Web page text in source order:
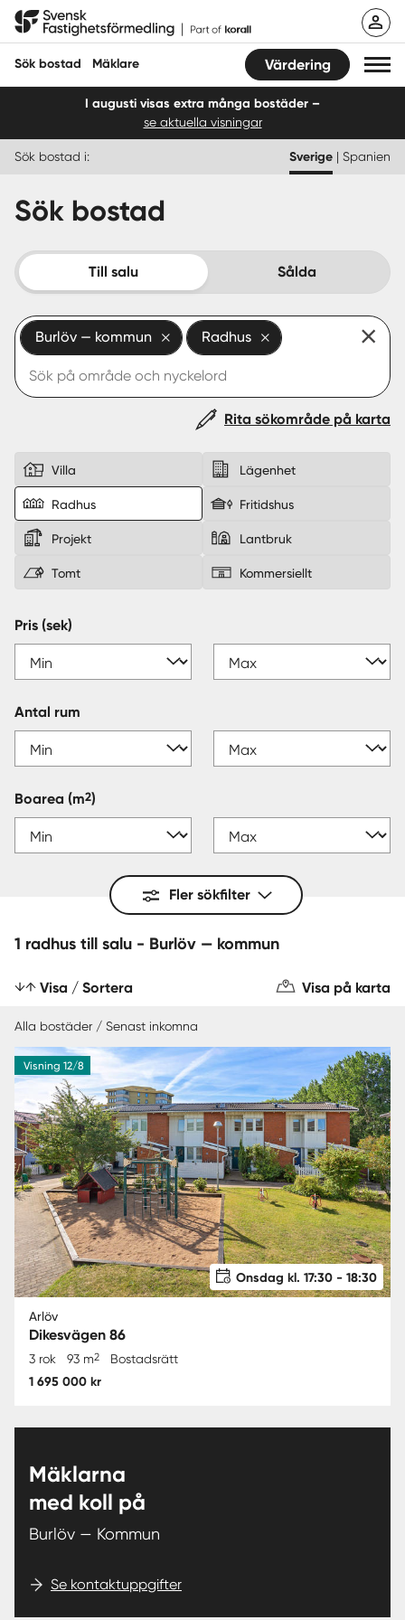
Hoppa
Svensk Fastighetsförmedling
Sök bostad Mäklare Värdering
Sälja
Köpa
Start
Logga in
I augusti visas extra många bostäder –
se aktuella visningar
Sök bostad i: Sverige | Spanien
Sök bostad
Till salu Sålda
Burlöv — kommun Radhus
Rita sökområde på karta
Villa Lägenhet
Radhus Fritidshus
Projekt Lantbruk
Tomt Kommersiellt
Pris (sek)
Antal rum
Boarea (m2)
Fler sökfilter
1 radhus till salu - Burlöv — kommun
Visa / Sortera Visa på karta
Alla bostäder / Senast inkomna
Visning 12/8
Onsdag kl. 17:30 - 18:30
Arlöv
Dikesvägen 86
3 rok 93 m2 Bostadsrätt
1 695 000 kr
Mäklarna
med koll på
Burlöv — Kommun
Se kontaktuppgifter